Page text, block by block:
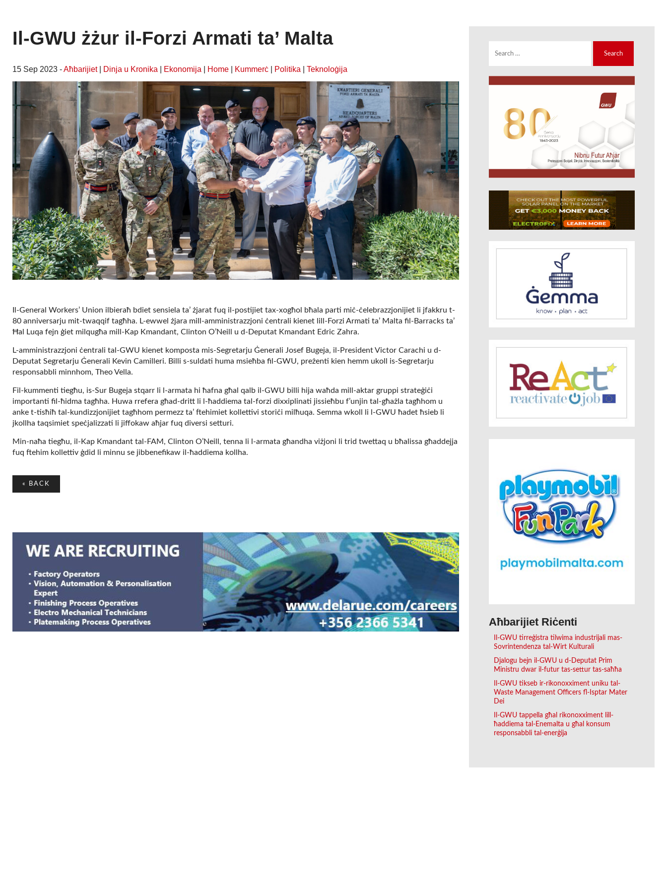
Il-GWU żżur il-Forzi Armati ta’ Malta
15 Sep 2023 -Aħbarijiet| Dinja u Kronika Ekonomija Home Kummerċ Politika Teknoloġija
Il-General Workers’ Union ilbieraħ bdiet sensiela ta’ żjarat fuq il-postijiet tax-xogħol bħala parti miċ-ċelebrazzjonijiet li jfakkru t-
80 anniversarju mit-twaqqif tagħha. L-ewwel żjara mill-amministrazzjoni ċentrali kienet lill-Forzi Armati ta’ Malta fil-Barracks ta’
Ħal Luqa fejn ġiet milqugħa mill-Kap Kmandant, Clinton O’Neill u d-Deputat Kmandant Edric Zahra.
L-amministrazzjoni ċentrali tal-GWU kienet komposta mis-Segretarju Ġenerali Josef Bugeja, il-President Victor Carachi u d-
Deputat Segretarju Ġenerali Kevin Camilleri. Billi s-suldati huma msieħba fil-GWU, preżenti kien hemm ukoll is-Segretarju
responsabbli minnhom, Theo Vella.
Fil-kummenti tiegħu, is-Sur Bugeja stqarr li l-armata hi ħafna għal qalb il-GWU billi hija waħda mill-aktar gruppi strateġiċi
importanti fil-ħidma tagħha. Huwa rrefera għad-dritt li l-ħaddiema tal-forzi dixxiplinati jissieħbu f’unjin tal-għażla tagħhom u
anke t-tisħiħ tal-kundizzjonijiet tagħhom permezz ta’ ftehimiet kollettivi storiċi milħuqa. Semma wkoll li l-GWU ħadet ħsieb li
jkollha taqsimiet speċjalizzati li jiffokaw aħjar fuq diversi setturi.
Min-naħa tiegħu, il-Kap Kmandant tal-FAM, Clinton O’Neill, tenna li l-armata għandha viżjoni li trid twettaq u bħalissa għaddejja
fuq ftehim kollettiv ġdid li minnu se jibbenefikaw il-ħaddiema kollha.
« BACK
for:
Aħbarijiet Riċenti
Il-GWU tirreġistra tilwima industrijali mas-
Sovrintendenza tal-Wirt Kulturali
Djalogu bejn il-GWU u d-Deputat Prim
Ministru dwar il-futur tas-settur tas-saħħa
Il-GWU tikseb ir-rikonoxximent uniku tal-
Waste Management Officers fl-Isptar Mater
Dei
Il-GWU tappella għal rikonoxximent lill-
ħaddiema tal-Enemalta u għal konsum
responsabbli tal-enerġija